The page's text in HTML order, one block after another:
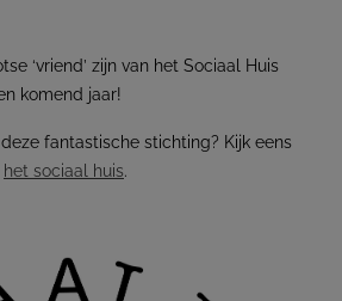
‘vriend’ zijn van het Sociaal Huis
komend jaar!
fantastische stichting? Kijk eens
het sociaal huis.